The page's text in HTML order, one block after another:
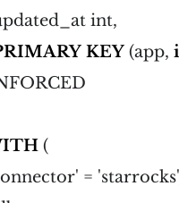
int,
KEY (app,
(
=